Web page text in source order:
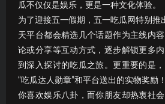
瓜不仅仅是娱乐，更是一种文化体验。
为了迎接五一假期，五一吃瓜网特别推
天平台都会精选几个话题作为主线内
论或分享等互动方式，逐步解锁更多
到深入探讨的吃瓜之旅。更重要的是
“吃瓜达人勋章”和平台送出的实物奖励！
你喜欢娱乐八卦，而你朋友却热衷社